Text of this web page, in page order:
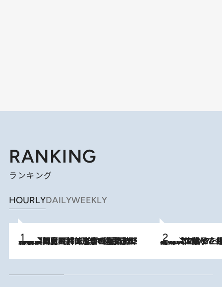
RANKING
ランキング
HOURLYDAILYWEEKLY
2026.8.8
「最後に見られてよかった」上野動物園の東園パンダ舎が解体前に特別公開。8月16日まで延長されたパネル展と共に辿る“半世紀”のパンダ飼育《解体工事の図面あり》 2026.8.5
【阿川佐和子さんの年とる力】なぜ70代で始めた趣味は“こんなに楽しい”のか？ ピアノ、俳句…スランプに陥っても続けられる“ある秘訣”とは